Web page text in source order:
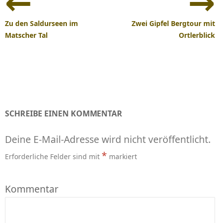
Navigation
Zu den Saldurseen im
Matscher Tal
Zwei Gipfel Bergtour mit
Ortlerblick
SCHREIBE EINEN KOMMENTAR
Deine E-Mail-Adresse wird nicht veröffentlicht.
Erforderliche Felder sind mit * markiert
Kommentar